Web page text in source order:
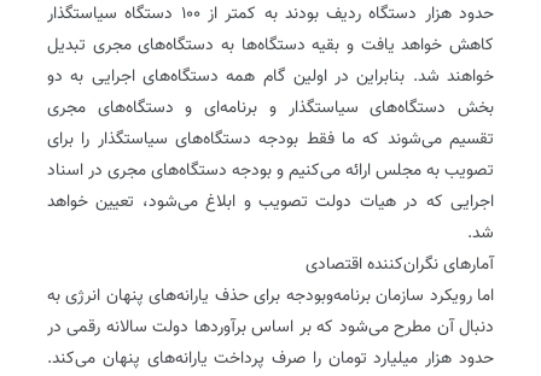
حدود هزار دستگاه ردیف بودند به کمتر از ۱۰۰ دستگاه سیاستگذار
کاهش خواهد یافت و بقیه دستگاه‌ها به دستگاه‌های مجری تبدیل
خواهند شد. بنابراین در اولین گام همه دستگاه‌های اجرایی به دو
بخش دستگاه‌های سیاستگذار و برنامه‌ای و دستگاه‌های مجری
تقسیم می‌شوند که ما فقط بودجه دستگاه‌های سیاستگذار را برای
تصویب به مجلس ارائه می‌کنیم و بودجه دستگاه‌های مجری در اسناد
اجرایی که در هیات دولت تصویب و ابلاغ می‌شود، تعیین خواهد
شد.
آمارهای نگران‌کننده اقتصادی
اما رویکرد سازمان برنامه‌و‌بودجه برای حذف یارانه‌های پنهان انرژی به
دنبال آن مطرح می‌شود که بر اساس برآوردها دولت سالانه رقمی در
حدود هزار میلیارد تومان را صرف پرداخت یارانه‌های پنهان می‌کند.